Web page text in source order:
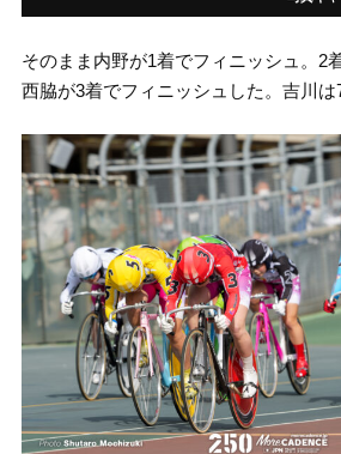
そのまま内野が1着でフィニッシュ。2
西脇が3着でフィニッシュした。吉川は7